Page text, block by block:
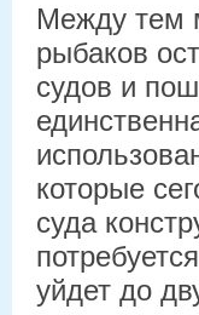
Между тем
рыбаков
судов и
которые
суда
уйдет до